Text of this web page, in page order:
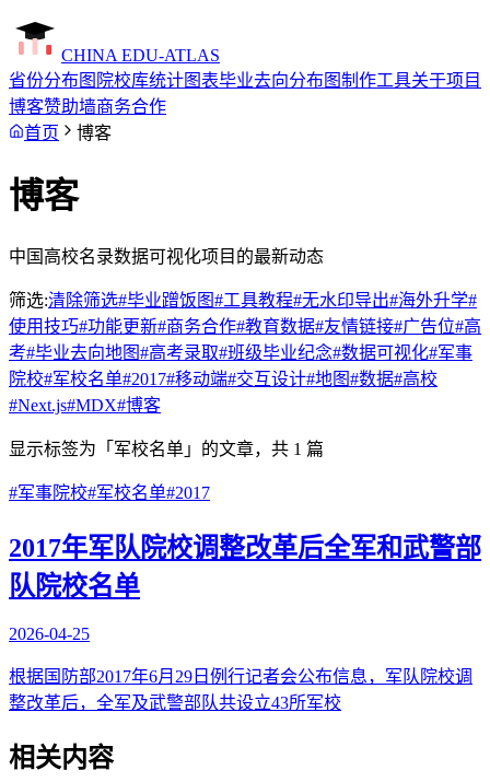
CHINA EDU-ATLAS
省份分布图 院校库统计图表毕业去向分布图制作工具关于项目
博客赞助墙商务合作
首页
博客
博客
中国高校名录数据可视化项目的最新动态
筛选:清除筛选#毕业蹭饭图#工具教程#无水印导出#海外升学#
使用技巧#功能更新#商务合作#教育数据#友情链接#广告位#高
考#毕业去向地图#高考录取#班级毕业纪念#数据可视化#军事
院校#军校名单#2017#移动端#交互设计#地图#数据#高校
#Next.js#MDX#博客
显示标签为「 军校名单 」的文章，共 1 篇
#军事院校#军校名单#2017
2017年军队院校调整改革后全军和武警部
队院校名单
2026-04-25
根据国防部2017年6月29日例行记者会公布信息，军队院校调
整改革后，全军及武警部队共设立43所军校
相关内容